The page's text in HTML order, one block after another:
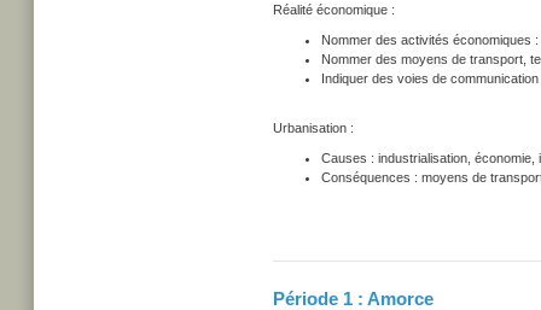
Réalité économique :
Nommer des activités économiques
Nommer des moyens de transport,
Indiquer des voies de
Urbanisation :
Causes : industrialisation,
Conséquences : moyens de
Période 1 : Amorce